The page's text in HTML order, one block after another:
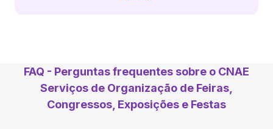
FAQ - Perguntas frequentes sobre o CNAE
Serviços de Organização de Feiras,
Congressos, Exposições e Festas